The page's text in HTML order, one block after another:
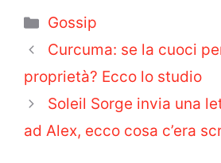
Categorie
Gossip
Curcuma: se la cuoci
proprietà? Ecco lo studio
Soleil Sorge invia una
ad Alex, ecco cosa c’era